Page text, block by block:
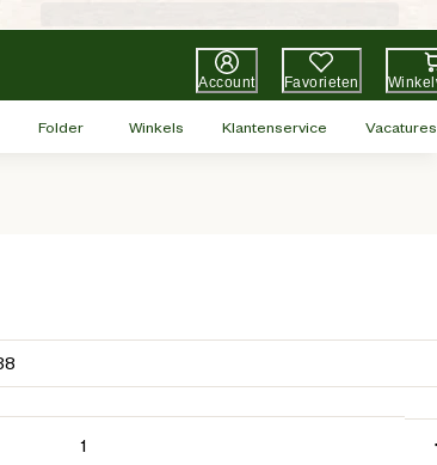
Account Favorieten
Folder Winkels Klantenservice Vacatures